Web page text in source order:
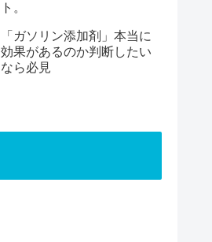
ト。
「ガソリン添加剤」本当に
効果があるのか判断したい
なら必見